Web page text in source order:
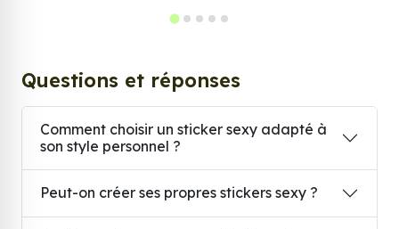
Questions et réponses
Comment choisir un sticker sexy adapté à
son style personnel ?
Peut-on créer ses propres stickers sexy ?